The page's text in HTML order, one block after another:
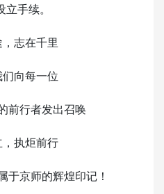
手续。
志在千里
向每一位
前行者发出召唤
执炬前行
于京师的辉煌印记！